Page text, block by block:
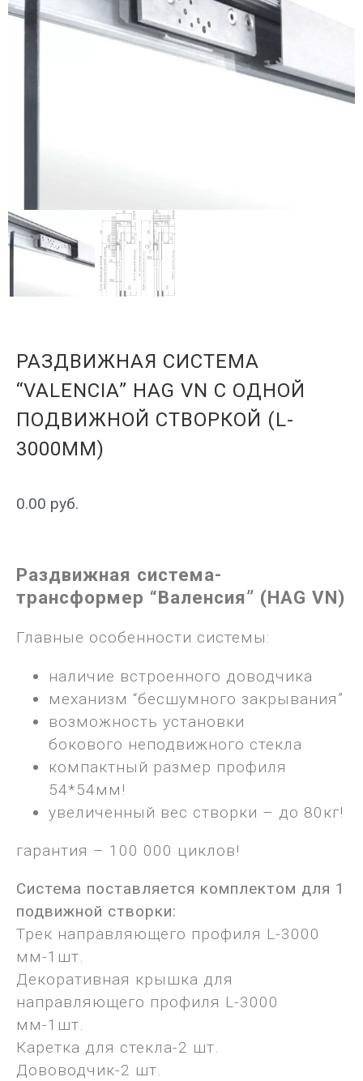
РАЗДВИЖНАЯ СИСТЕМА
“VALENCIA” HAG VN С ОДНОЙ
ПОДВИЖНОЙ СТВОРКОЙ (L-
3000MM)
0.00 руб.
Раздвижная система-
трансформер “Валенсия” (HAG VN)
Главные особенности системы:
наличие встроенного доводчика
механизм “бесшумного закрывания”
возможность установки
бокового неподвижного стекла
компактный размер профиля
54*54мм!
увеличенный вес створки – до 80кг!
гарантия – 100 000 циклов!
Система поставляется комплектом для 1
подвижной створки:
Трек направляющего профиля L-3000
мм-1шт.
Декоративная крышка для
направляющего профиля L-3000
мм-1шт.
Каретка для стекла-2 шт.
Дововодчик-2 шт.